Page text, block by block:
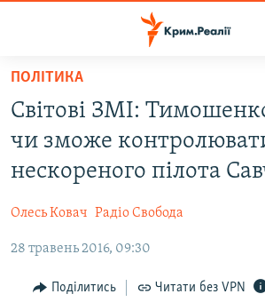
Перейти
основного
матеріалу
до
основної
Перейти
пошуку
БЛОГИ
ПОГЛЯД
ІНТЕРВ'Ю
ПОЛІТИКА
Світові ЗМІ:
чи зможе
нескореного пілота
Олесь Ковач Радіо Свобода
28 травень 2016, 09:30
Поділитись Читати без VPN